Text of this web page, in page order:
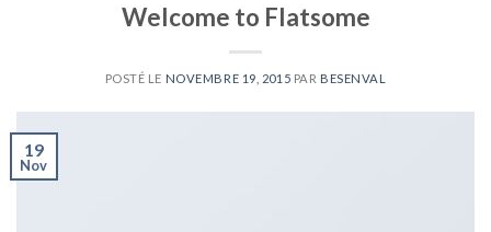
Welcome to Flatsome
POSTÉ LE NOVEMBRE 19, 2015 PAR BESENVAL
19
Nov